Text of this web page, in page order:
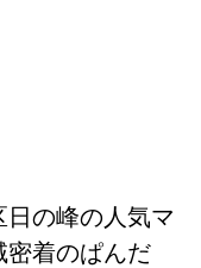
日の峰の人気マ
密着のぱんだ